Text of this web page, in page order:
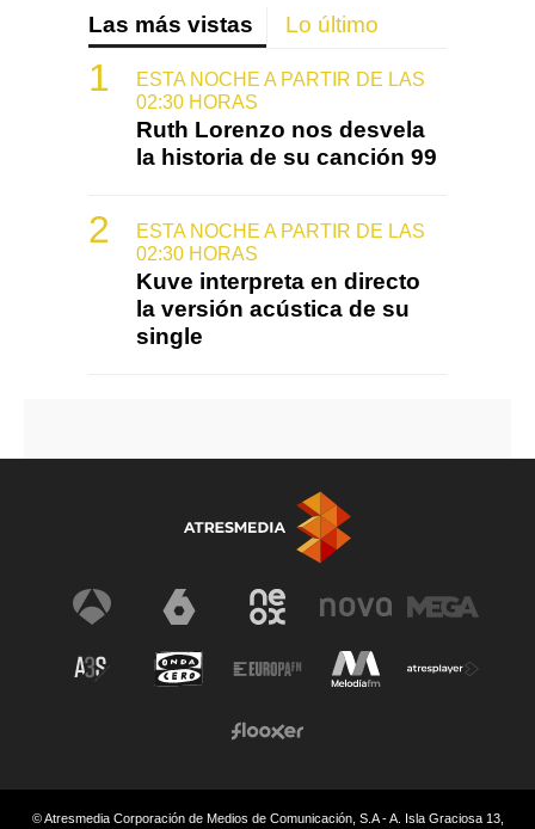
Las más vistas Lo último
ESTA NOCHE A PARTIR DE LAS
02:30 HORAS
Ruth Lorenzo nos desvela
la historia de su canción 99
ESTA NOCHE A PARTIR DE LAS
02:30 HORAS
Kuve interpreta en directo
la versión acústica de su
single
© Atresmedia Corporación de Medios de Comunicación, S.A - A. Isla Graciosa 13,